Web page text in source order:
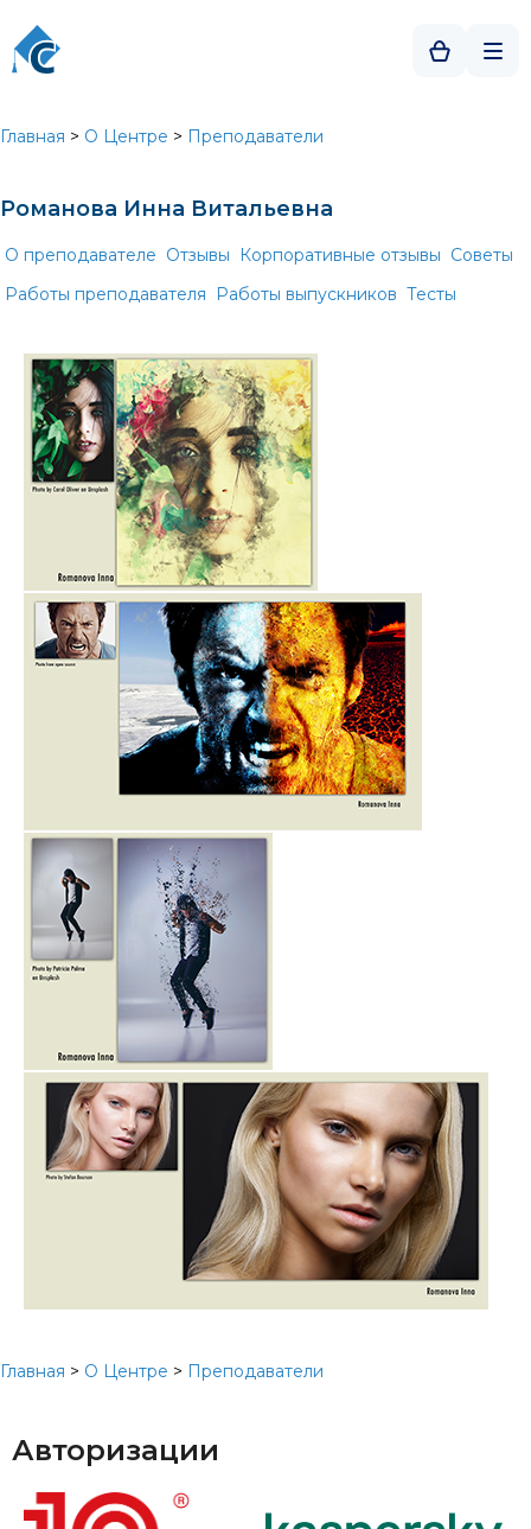
Главная > О Центре > Преподаватели
Романова Инна Витальевна
О преподавателе Отзывы Корпоративные отзывы Советы
Работы преподавателя
Работы выпускников Тесты
Главная > О Центре > Преподаватели
Авторизации